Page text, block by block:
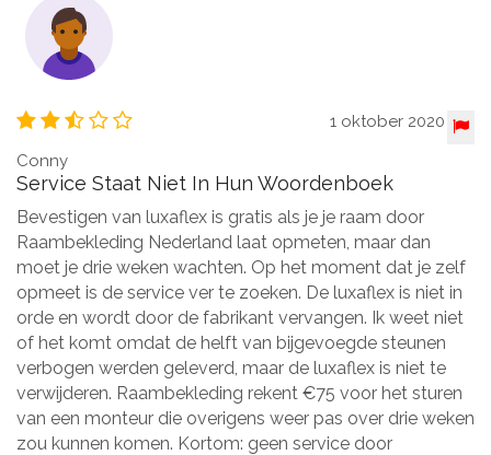
1 oktober 2020
Conny
Service Staat Niet In Hun Woordenboek
Bevestigen van luxaflex is gratis als je je raam door
Raambekleding Nederland laat opmeten, maar dan
moet je drie weken wachten. Op het moment dat je zelf
opmeet is de service ver te zoeken. De luxaflex is niet in
orde en wordt door de fabrikant vervangen. Ik weet niet
of het komt omdat de helft van bijgevoegde steunen
verbogen werden geleverd, maar de luxaflex is niet te
verwijderen. Raambekleding rekent €75 voor het sturen
van een monteur die overigens weer pas over drie weken
zou kunnen komen. Kortom: geen service door